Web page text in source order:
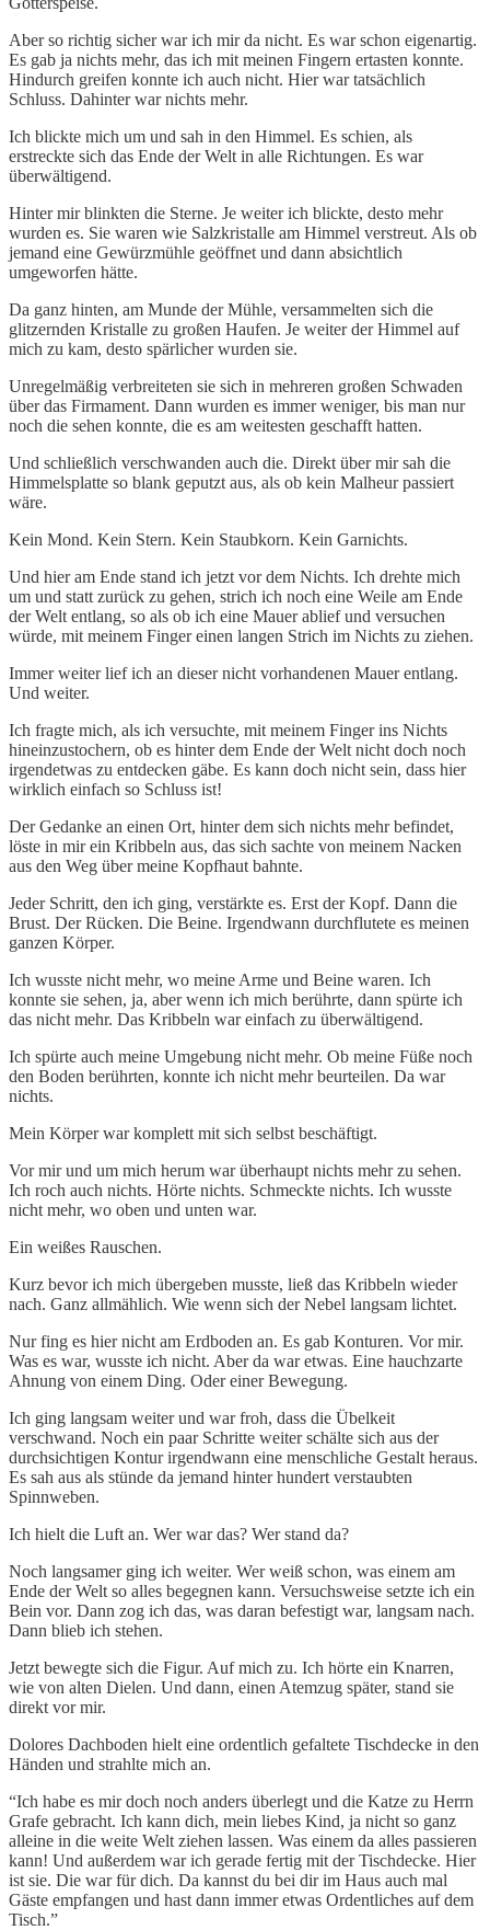
Aber so richtig sicher war ich mir da nicht. Es war schon eigenartig.
Es gab ja nichts mehr, das ich mit meinen Fingern ertasten konnte.
Hindurch greifen konnte ich auch nicht. Hier war tatsächlich
Schluss. Dahinter war nichts mehr.
Ich blickte mich um und sah in den Himmel. Es schien, als
erstreckte sich das Ende der Welt in alle Richtungen. Es war
überwältigend.
Hinter mir blinkten die Sterne. Je weiter ich blickte, desto mehr
wurden es. Sie waren wie Salzkristalle am Himmel verstreut. Als ob
jemand eine Gewürzmühle geöffnet und dann absichtlich
umgeworfen hätte.
Da ganz hinten, am Munde der Mühle, versammelten sich die
glitzernden Kristalle zu großen Haufen. Je weiter der Himmel auf
mich zu kam, desto spärlicher wurden sie.
Unregelmäßig verbreiteten sie sich in mehreren großen Schwaden
über das Firmament. Dann wurden es immer weniger, bis man nur
noch die sehen konnte, die es am weitesten geschafft hatten.
Und schließlich verschwanden auch die. Direkt über mir sah die
Himmelsplatte so blank geputzt aus, als ob kein Malheur passiert
wäre.
Kein Mond. Kein Stern. Kein Staubkorn. Kein Garnichts.
Und hier am Ende stand ich jetzt vor dem Nichts. Ich drehte mich
um und statt zurück zu gehen, strich ich noch eine Weile am Ende
der Welt entlang, so als ob ich eine Mauer ablief und versuchen
würde, mit meinem Finger einen langen Strich im Nichts zu ziehen.
Immer weiter lief ich an dieser nicht vorhandenen Mauer entlang.
Und weiter.
Ich fragte mich, als ich versuchte, mit meinem Finger ins Nichts
hineinzustochern, ob es hinter dem Ende der Welt nicht doch noch
irgendetwas zu entdecken gäbe. Es kann doch nicht sein, dass hier
wirklich einfach so Schluss ist!
Der Gedanke an einen Ort, hinter dem sich nichts mehr befindet,
löste in mir ein Kribbeln aus, das sich sachte von meinem Nacken
aus den Weg über meine Kopfhaut bahnte.
Jeder Schritt, den ich ging, verstärkte es. Erst der Kopf. Dann die
Brust. Der Rücken. Die Beine. Irgendwann durchflutete es meinen
ganzen Körper.
Ich wusste nicht mehr, wo meine Arme und Beine waren. Ich
konnte sie sehen, ja, aber wenn ich mich berührte, dann spürte ich
das nicht mehr. Das Kribbeln war einfach zu überwältigend.
Ich spürte auch meine Umgebung nicht mehr. Ob meine Füße noch
den Boden berührten, konnte ich nicht mehr beurteilen. Da war
nichts.
Mein Körper war komplett mit sich selbst beschäftigt.
Vor mir und um mich herum war überhaupt nichts mehr zu sehen.
Ich roch auch nichts. Hörte nichts. Schmeckte nichts. Ich wusste
nicht mehr, wo oben und unten war.
Ein weißes Rauschen.
Kurz bevor ich mich übergeben musste, ließ das Kribbeln wieder
nach. Ganz allmählich. Wie wenn sich der Nebel langsam lichtet.
Nur fing es hier nicht am Erdboden an. Es gab Konturen. Vor mir.
Was es war, wusste ich nicht. Aber da war etwas. Eine hauchzarte
Ahnung von einem Ding. Oder einer Bewegung.
Ich ging langsam weiter und war froh, dass die Übelkeit
verschwand. Noch ein paar Schritte weiter schälte sich aus der
durchsichtigen Kontur irgendwann eine menschliche Gestalt heraus.
Es sah aus als stünde da jemand hinter hundert verstaubten
Spinnweben.
Ich hielt die Luft an. Wer war das? Wer stand da?
Noch langsamer ging ich weiter. Wer weiß schon, was einem am
Ende der Welt so alles begegnen kann. Versuchsweise setzte ich ein
Bein vor. Dann zog ich das, was daran befestigt war, langsam nach.
Dann blieb ich stehen.
Jetzt bewegte sich die Figur. Auf mich zu. Ich hörte ein Knarren,
wie von alten Dielen. Und dann, einen Atemzug später, stand sie
direkt vor mir.
Dolores Dachboden hielt eine ordentlich gefaltete Tischdecke in den
Händen und strahlte mich an.
“Ich habe es mir doch noch anders überlegt und die Katze zu Herrn
Grafe gebracht. Ich kann dich, mein liebes Kind, ja nicht so ganz
alleine in die weite Welt ziehen lassen. Was einem da alles passieren
kann! Und außerdem war ich gerade fertig mit der Tischdecke. Hier
ist sie. Die war für dich. Da kannst du bei dir im Haus auch mal
Gäste empfangen und hast dann immer etwas Ordentliches auf dem
Tisch.”